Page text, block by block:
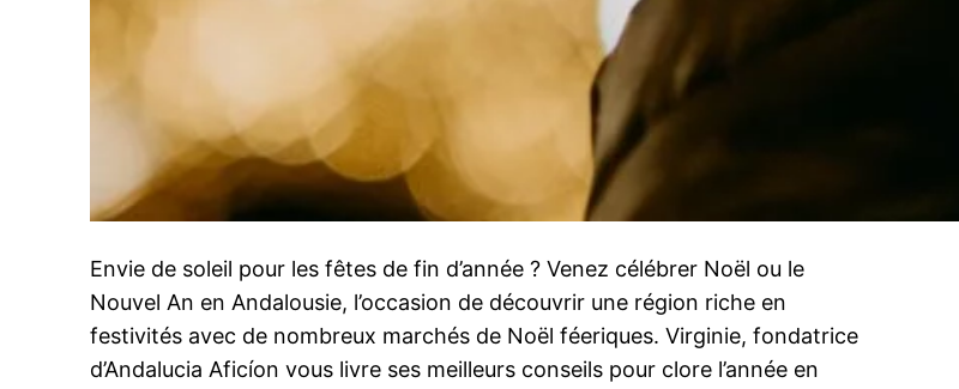
Envie de soleil pour les fêtes de fin d’année ? Venez célébrer Noël ou le
Nouvel An en Andalousie, l’occasion de découvrir une région riche en
festivités avec de nombreux marchés de Noël féeriques. Virginie, fondatrice
d’Andalucia Aficíon vous livre ses meilleurs conseils pour clore l’année en